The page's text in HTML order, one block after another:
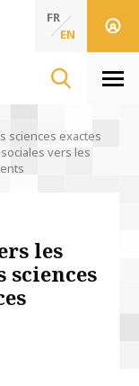
l'Information & de
Sciences de
FR
EN
sciences exactes
vers les
les
sciences